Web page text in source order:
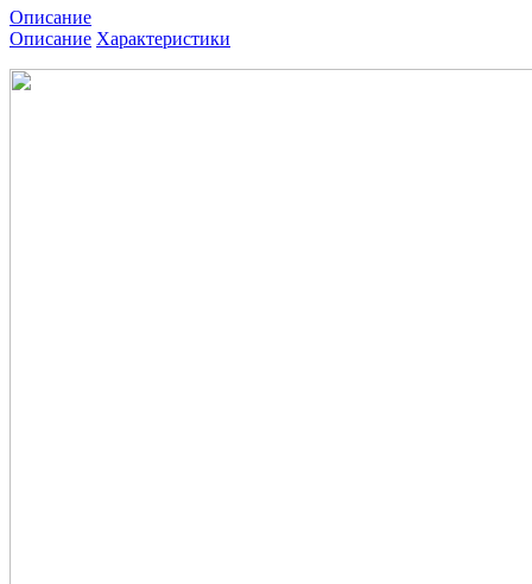
Описание
Описание Характеристики